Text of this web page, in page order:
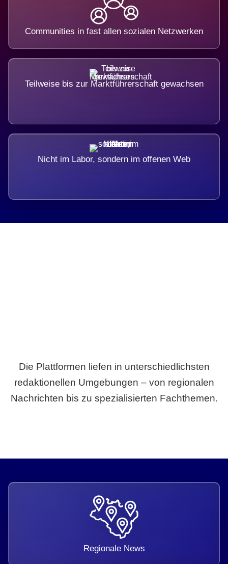
Communities in fast allen sozialen Netzwerken
Teilweise bis zur Marktführerschaft gewachsen
Nicht im Labor, sondern im offenen Web
Die Plattformen liefen in unterschiedlichsten
redaktionellen Umgebungen – von regionalen
Nachrichten bis zu spezialisierten Fachthemen.
Regionale News